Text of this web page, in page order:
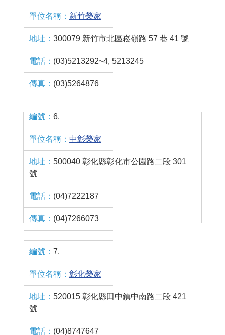
新竹榮家
300079 新竹市北區崧嶺路 57 巷 41 號
(03)5213292~4, 5213245
(03)5264876
6.
中彰榮家
500040 彰化縣彰化市公園路二段 301
號
(04)7222187
(04)7266073
7.
彰化榮家
520015 彰化縣田中鎮中南路二段 421
號
(04)8747647